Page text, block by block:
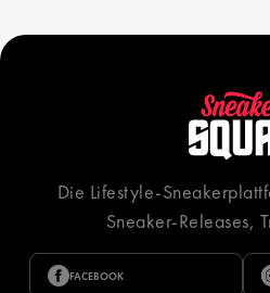
Die Lifestyle-
Sneaker-Releases,
FACEBOOK